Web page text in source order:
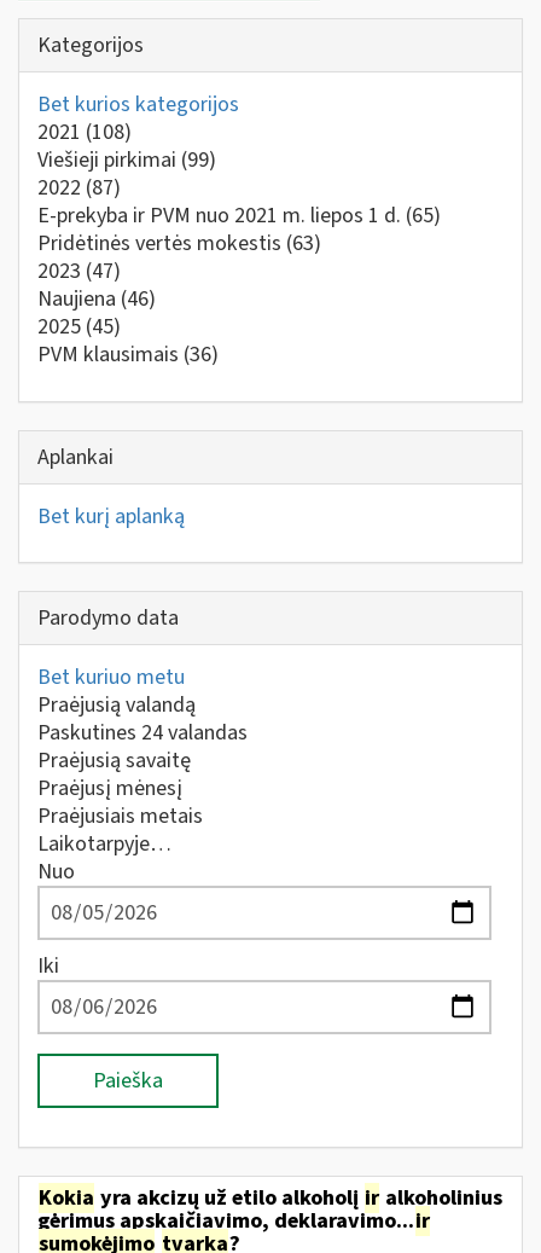
Kategorijos
Bet kurios kategorijos
2021 (108)
Viešieji pirkimai (99)
2022 (87)
E-prekyba ir PVM nuo 2021 m. liepos 1 d. (65)
Pridėtinės vertės mokestis (63)
2023 (47)
Naujiena (46)
2025 (45)
PVM klausimais (36)
Aplankai
Bet kurį aplanką
Parodymo data
Bet kuriuo metu
Praėjusią valandą
Paskutines 24 valandas
Praėjusią savaitę
Praėjusį mėnesį
Praėjusiais metais
Laikotarpyje…
Nuo
Iki
Paieška
Kokia yra akcizų už etilo alkoholį ir alkoholinius
gėrimus apskaičiavimo, deklaravimo...ir
sumokėjimo tvarka?